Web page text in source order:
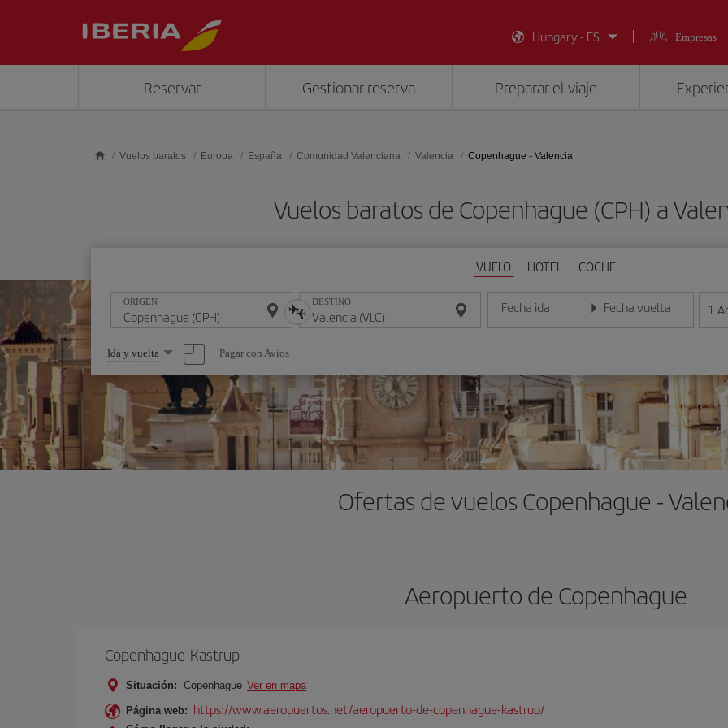
Hungary - ES
Empresas
Reservar Gestionar reserva Preparar el viaje
Vuelos baratos Europa España Comunidad Valenciana Valencia Copenhague - Valencia
Vuelos baratos de Copenhague (CPH) a
VUELO HOTEL COCHE
ORIGEN DESTINO Fecha ida
Introduce la fecha en formato día/mes/año
Fecha vuelta
Introduce la fecha en 1
Seleccione
una
opción
Ida y vuelta Pagar con Avios
Ofertas de vuelos Copenhague -
Aeropuerto de Copenhague
Copenhague-Kastrup
Situación: Copenhague Ver en mapa
Página web: https://www.aeropuertos.net/aeropuerto-de-copenhague-kastrup/